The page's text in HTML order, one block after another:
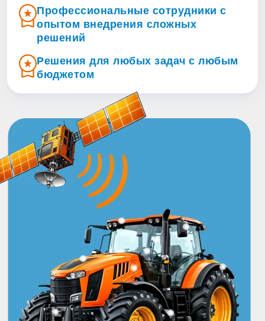
Профессиональные сотрудники с
опытом внедрения сложных
решений
Решения для любых задач с любым
бюджетом